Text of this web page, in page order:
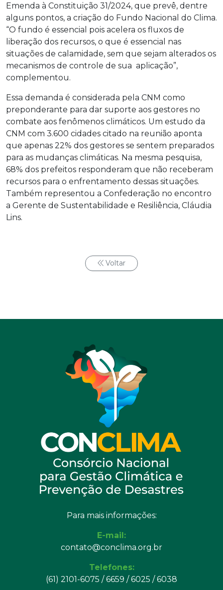
Emenda à Constituição 31/2024, que prevê, dentre
alguns pontos, a criação do Fundo Nacional do Clima.
“O fundo é essencial pois acelera os fluxos de
liberação dos recursos, o que é essencial nas
situações de calamidade, sem que sejam alterados os
mecanismos de controle de sua aplicação”,
complementou.
Essa demanda é considerada pela CNM como
preponderante para dar suporte aos gestores no
combate aos fenômenos climáticos. Um estudo da
CNM com 3.600 cidades citado na reunião aponta
que apenas 22% dos gestores se sentem preparados
para as mudanças climáticas. Na mesma pesquisa,
68% dos prefeitos responderam que não receberam
recursos para o enfrentamento dessas situações.
Também representou a Confederação no encontro
a Gerente de Sustentabilidade e Resiliência, Cláudia
Lins.
Voltar
Para mais informações:
E-mail:
contato@conclima.org.br
Telefones:
(61) 2101-6075 / 6659 / 6025 / 6038